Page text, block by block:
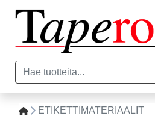
ETIKETTIMATERIAALIT